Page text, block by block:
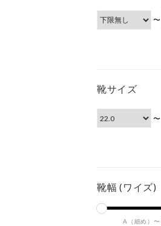
〜
靴サイズ
〜
靴幅 (ワイズ)
A（細め）〜